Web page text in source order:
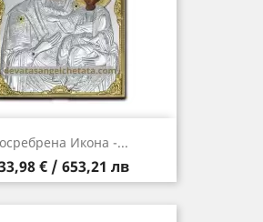
Икона -...
€ / 653,21 лв